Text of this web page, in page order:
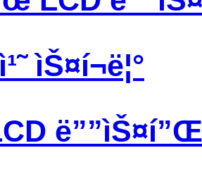
ìŠ¤í¬ë¦°
ë””ìŠ¤í”Œë